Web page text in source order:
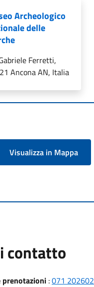
Archeologico
delle
Ferretti,
Ancona AN, Italia
Visualizza in Mappa
contatto
:071 202602